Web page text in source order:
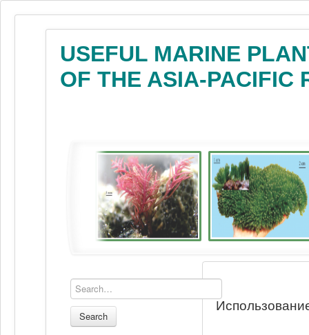
USEFUL MARINE
OF THE ASIA-PACIFIC
Search